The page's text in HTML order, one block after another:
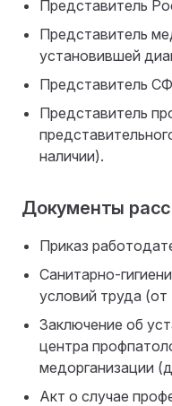
Представитель
Представитель
установившей
Представитель
Представитель
наличии).
Документы
Приказ
Санитарно-
условий труда
Заключение об
центра
медорганизации
Акт о случае